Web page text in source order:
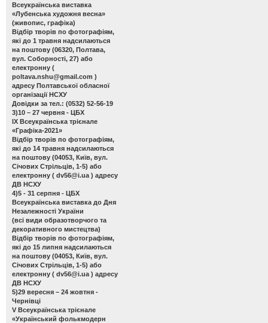
Всеукраїнська виставка
«Лубенська художня весна»
(живопис, графіка)
Відбір творів по фотографіям,
які до 1 травня надсилаються
на поштову (06320, Полтава,
вул. Соборності, 27) або
електронну (
poltava.nshu@gmail.com )
адресу Полтавської обласної
організації НСХУ
Довідки за тел.: (0532) 52-56-19
3)10 – 27 червня - ЦБХ
ІХ Всеукраїнська трієнале
«Графіка-2021»
Відбір творів по фотографіям,
які до 14 травня надсилаються
на поштову (04053, Київ, вул.
Січових Стрільців, 1-5) або
електронну ( dv56@i.ua ) адресу
ДВ НСХУ
4)5 - 31 серпня - ЦБХ
Всеукраїнська виставка до Дня
Незалежності України
(всі види образотворчого та
декоративного мистецтва)
Відбір творів по фотографіям,
які до 15 липня надсилаються
на поштову (04053, Київ, вул.
Січових Стрільців, 1-5) або
електронну ( dv56@i.ua ) адресу
ДВ НСХУ
5)29 вересня – 24 жовтня -
Чернівці
V Всеукраїнська трієнале
«Український фолькмодерн